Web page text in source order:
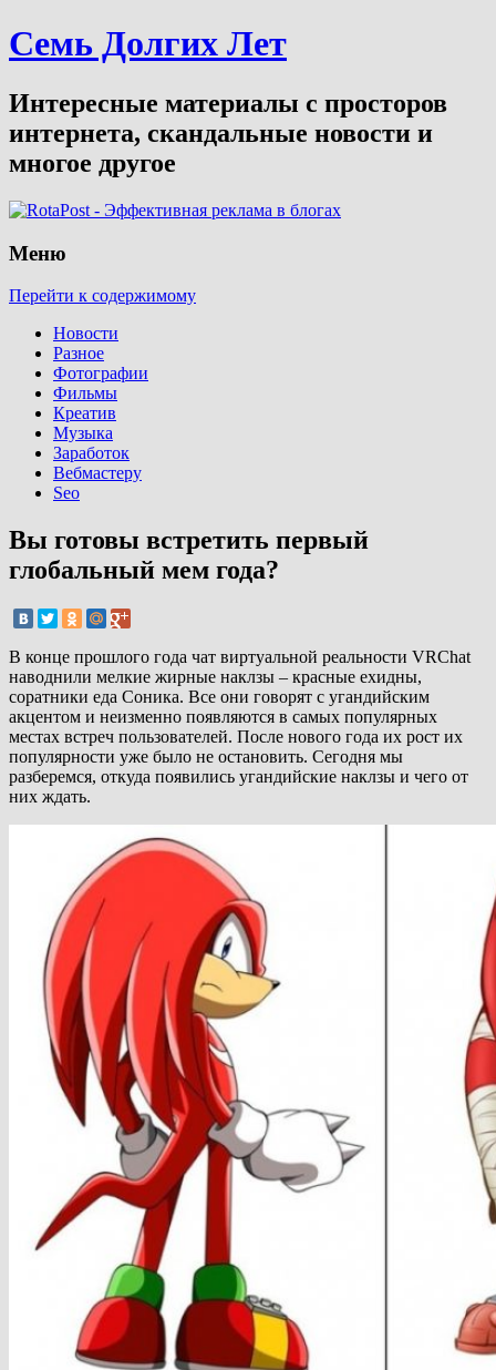
Семь Долгих Лет
Интересные материалы с просторов
интернета, скандальные новости и
многое другое
Меню
Перейти к содержимому
Новости
Разное
Фотографии
Фильмы
Креатив
Музыка
Заработок
Вебмастеру
Seo
Вы готовы встретить первый
глобальный мем года?
В конце прошлого года чат виртуальной реальности VRChat
наводнили мелкие жирные наклзы – красные ехидны,
соратники еда Соника. Все они говорят с угандийским
акцентом и неизменно появляются в самых популярных
местах встреч пользователей. После нового года их рост их
популярности уже было не остановить. Сегодня мы
разберемся, откуда появились угандийские наклзы и чего от
них ждать.